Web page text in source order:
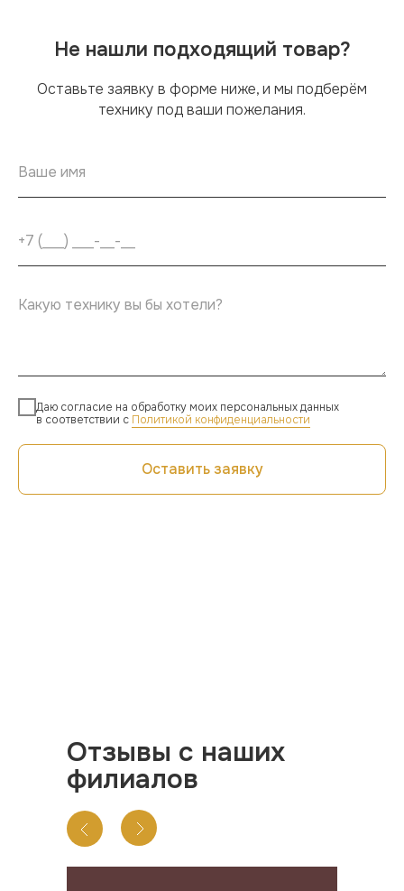
Не нашли подходящий товар?
Оставьте заявку в форме ниже, и мы подберём
технику под ваши пожелания.
Даю согласие на обработку моих персональных данных
в соответствии с Политикой конфиденциальности
Оставить заявку
Отзывы с наших
филиалов